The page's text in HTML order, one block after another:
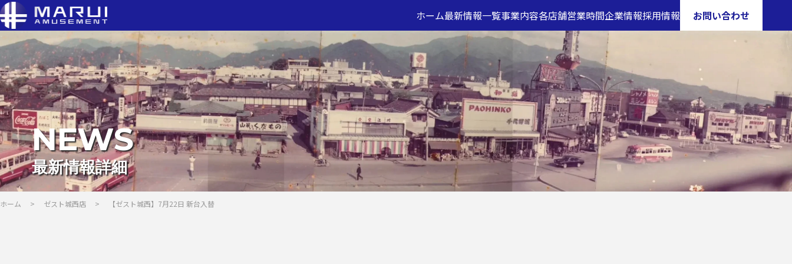
ホーム最新情報一覧事業内容各店舗営業時間企業情報採用情報 お問い合わせ
NEWS
最新情報詳細
ホーム > ゼスト城西店 > 【ゼスト城西】7月22日 新台入替